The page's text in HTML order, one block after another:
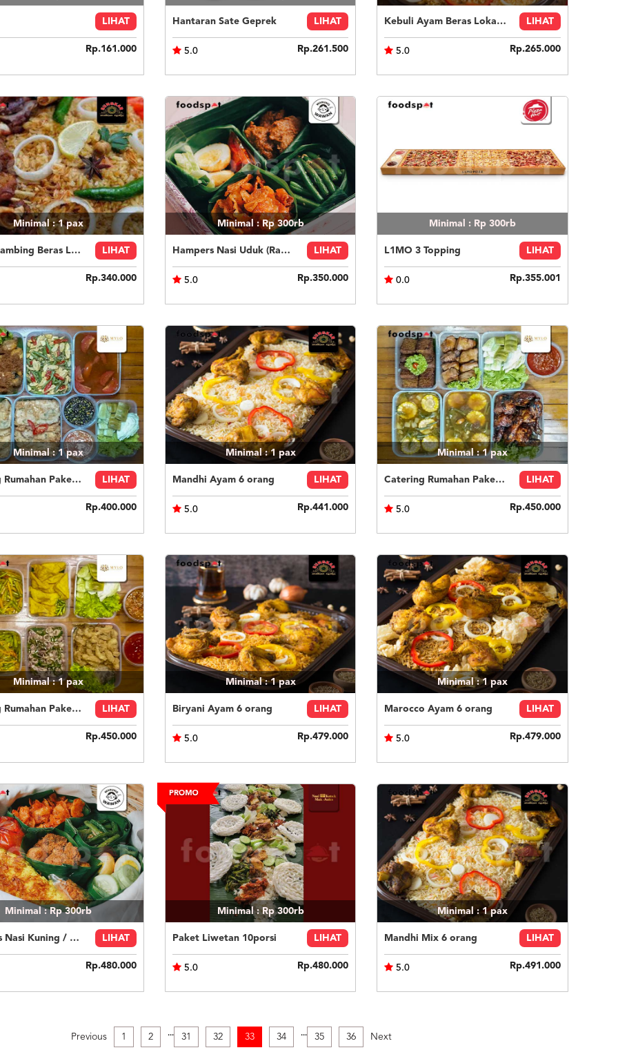
LIHAT
Rp.161.000
Hantaran Sate Geprek LIHAT
5.0 Rp.261.500
Kebuli Ayam Beras Lokal 6 orang LIHAT
5.0 Rp.265.000
Minimal : 1pax
Kebuli Kambing Beras Lokal 6 orang LIHAT
Rp.340.000
Minimal : Rp 300rb
Hampers Nasi Uduk (Rantangan) LIHAT
5.0 Rp.350.000
Minimal : Rp 300rb
L1MO 3 Topping LIHAT
0.0 Rp.355.001
Minimal : 1pax
Catering Rumahan Paket 1 LIHAT
Rp.400.000
Minimal : 1 pax
Mandhi Ayam 6 orang LIHAT
5.0 Rp.441.000
Minimal : 1pax
Catering Rumahan Paket 2 LIHAT
5.0 Rp.450.000
Minimal : 1pax
Catering Rumahan Paket 5 LIHAT
Rp.450.000
Minimal : 1pax
Biryani Ayam 6 orang LIHAT
5.0 Rp.479.000
Minimal : 1pax
Marocco Ayam 6 orang LIHAT
5.0 Rp.479.000
Minimal : Rp 300rb
Hampers Nasi Kuning / Nasi Liwet (Rantangan) LIHAT
Rp.480.000
Minimal : Rp 300rb
Paket Liwetan 10porsi LIHAT
5.0 Rp.480.000
Minimal : 1pax
Mandhi Mix 6 orang LIHAT
5.0 Rp.491.000
Previous 1 2 ... 31 32 33 34 ... 35 36 Next